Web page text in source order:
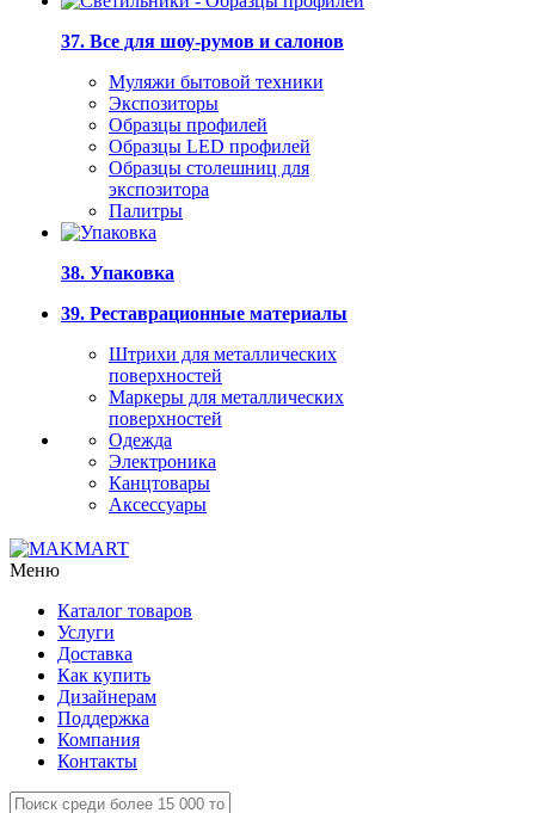
37. Все для шоу-румов и салонов
Муляжи бытовой техники
Экспозиторы
Образцы профилей
Образцы LED профилей
Образцы столешниц для
экспозитора
Палитры
38. Упаковка
39. Реставрационные материалы
Штрихи для металлических
поверхностей
Маркеры для металлических
поверхностей
Одежда
Электроника
Канцтовары
Аксессуары
Меню
Каталог товаров
Услуги
Доставка
Как купить
Дизайнерам
Поддержка
Компания
Контакты